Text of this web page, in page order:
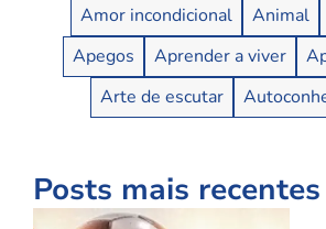
Amor incondicional
Animal
Apegos
Aprender a viver
Arte de escutar
Posts mais recentes